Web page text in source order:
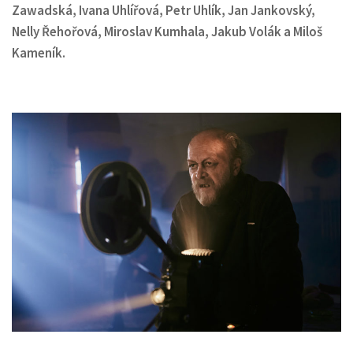
Zawadská, Ivana Uhlířová, Petr Uhlík, Jan Jankovský,
Nelly Řehořová, Miroslav Kumhala, Jakub Volák a Miloš
Kameník.